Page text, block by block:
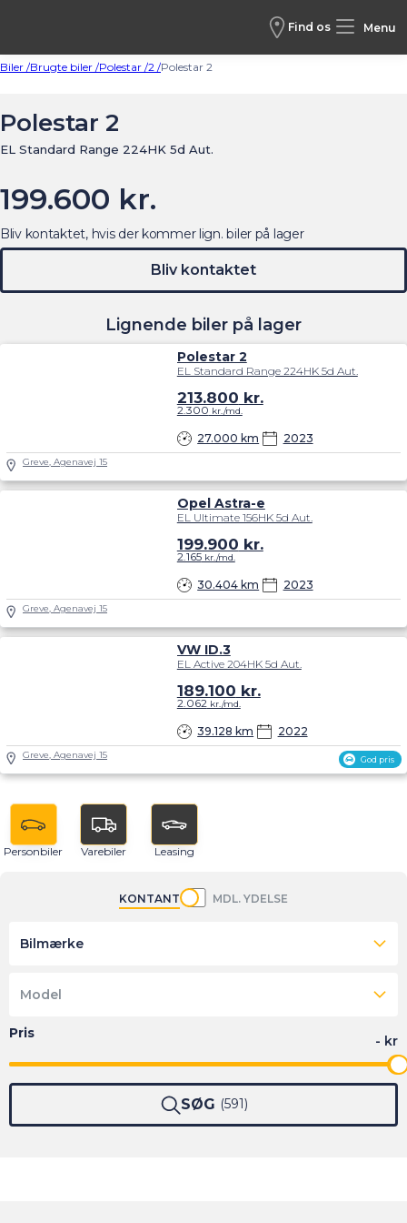
Find os Menu
Biler /Brugte biler /Polestar /2 /Polestar 2
Polestar 2
EL Standard Range 224HK 5d Aut.
199.600 kr.
Lignende biler på lager
Polestar 2
EL Standard Range 224HK 5d Aut.
27.000 km 2023
213.800 kr.
2.300 kr./md.
Greve, Agenavej 15
Opel Astra-e
EL Ultimate 156HK 5d Aut.
30.404 km 2023
199.900 kr.
2.165kr./md.
Greve, Agenavej 15
God pris
VW ID.3
EL Active 204HK 5d Aut.
39.128 km 2022
189.100 kr.
2.062kr./md.
Greve, Agenavej 15
Bliv kontaktet, hvis der kommer lign. biler på lager
Bliv kontaktet
Personbiler Varebiler Leasing
KONTANT MDL. YDELSE
Bilmærke
Model
SØG 591